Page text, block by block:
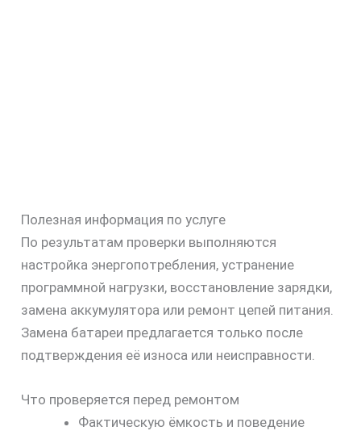
Полезная информация по услуге
По результатам проверки выполняются
настройка энергопотребления, устранение
программной нагрузки, восстановление зарядки,
замена аккумулятора или ремонт цепей питания.
Замена батареи предлагается только после
подтверждения её износа или неисправности.
Что проверяется перед ремонтом
Фактическую ёмкость и поведение